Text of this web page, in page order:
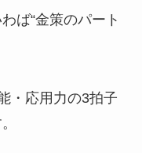
ば“金策のパート
・応用力の3拍子